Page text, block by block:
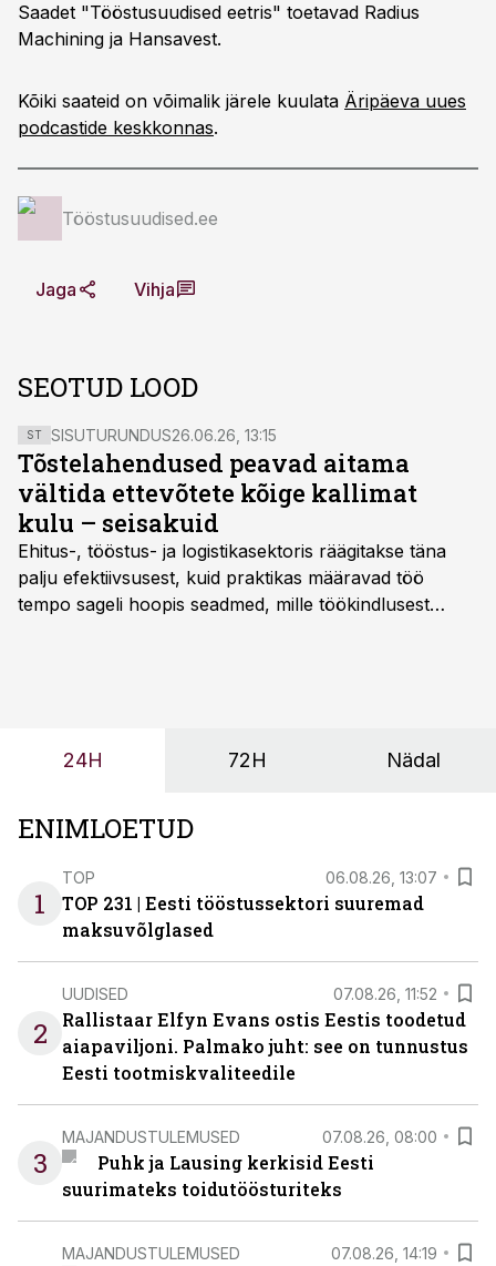
Saadet "Tööstusuudised eetris" toetavad Radius
Machining ja Hansavest.
Kõiki saateid on võimalik järele kuulata Äripäeva uues
podcastide keskkonnas.
Tööstusuudised.ee
Jaga Vihja
SEOTUD LOOD
ST SISUTURUNDUS26.06.26, 13:15
Tõstelahendused peavad aitama
vältida ettevõtete kõige kallimat
kulu – seisakuid
Ehitus-, tööstus- ja logistikasektoris räägitakse täna
palju efektiivsusest, kuid praktikas määravad töö
tempo sageli hoopis seadmed, mille töökindlusest
24H 72H Nädal
ENIMLOETUD
1
TOP 06.08.26, 13:07
TOP 231 | Eesti tööstussektori suuremad
maksuvõlglased
2
UUDISED 07.08.26, 11:52
Rallistaar Elfyn Evans ostis Eestis toodetud
aiapaviljoni. Palmako juht: see on tunnustus
Eesti tootmiskvaliteedile
3
MAJANDUSTULEMUSED 07.08.26, 08:00
Puhk ja Lausing kerkisid Eesti
suurimateks toidutöösturiteks
MAJANDUSTULEMUSED 07.08.26, 14:19